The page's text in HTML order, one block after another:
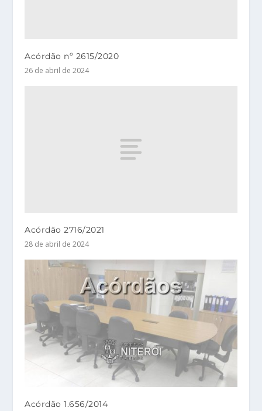
Acórdão nº 2615/2020
26 de abril de 2024
Acórdão 2716/2021
28 de abril de 2024
Acórdão 1.656/2014